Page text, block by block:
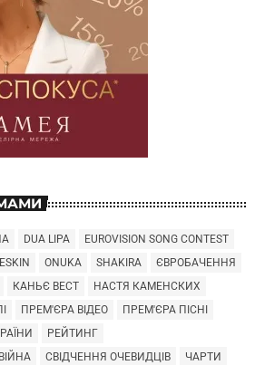
DUA LIPA
EUROVISION SONG CONTEST
ONUKA SHAKIRA
ЄВРОБАЧЕННЯ
КАНЬЄ ВЕСТ
НАСТЯ КАМЕНСКИХ
ПРЕМ'ЄРА ВІДЕО
ПРЕМ'ЄРА ПІСНІ
РЕЙТИНГ
СВІДЧЕННЯ ОЧЕВИДЦІВ
ЧАРТИ